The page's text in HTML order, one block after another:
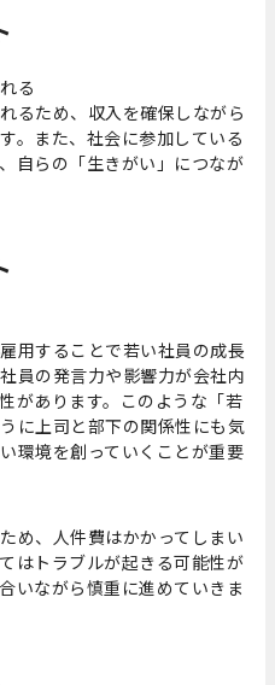
る
るため、収入を確保しながら
。また、社会に参加している
自らの「生きがい」につなが
用することで若い社員の成長
員の発言力や影響力が会社内
があります。このような「若
に上司と部下の関係性にも気
環境を創っていくことが重要
め、人件費はかかってしまい
はトラブルが起きる可能性が
いながら慎重に進めていきま